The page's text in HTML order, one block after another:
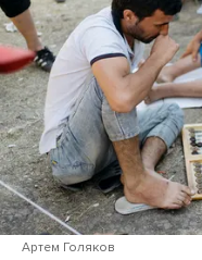
Артем Голяков